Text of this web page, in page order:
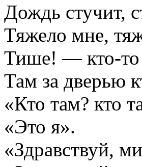
Дождь стучит,
Тяжело мне,
Тише! — кто-
Там за дверью
«Кто там? кто
«Это я».
«Здравствуй,